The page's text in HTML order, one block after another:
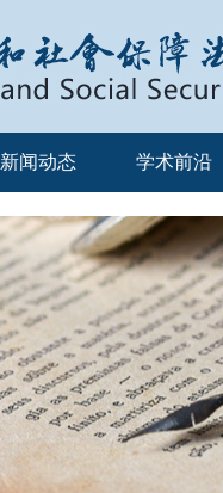
新闻动态 学术前沿